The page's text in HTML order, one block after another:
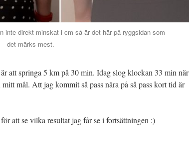
inte direkt minskat i cm så är det här på ryggsidan som
det märks mest.
att springa 5 km på 30 min. Idag slog klockan 33 min när
mål. Att jag kommit så pass nära på så pass kort tid är
att se vilka resultat jag får se i fortsättningen :)